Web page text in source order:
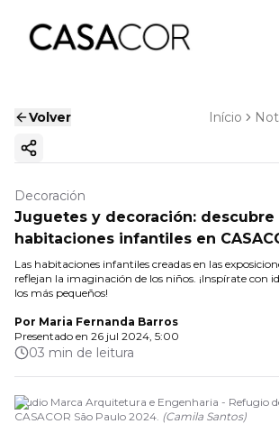
Volver Início
Copiar enlace
Decoración
Juguetes y decoración: descubre
habitaciones infantiles en
Las habitaciones infantiles creadas en las
reflejan la imaginación de los niños. ¡Inspírate con
los más pequeños!
Por Maria Fernanda Barros
Presentado en 26 jul 2024, 5:00
03 min de leitura
Studio Marca Arquitetura e Engenharia - Refugio
CASACOR São Paulo 2024. (Camila Santos)